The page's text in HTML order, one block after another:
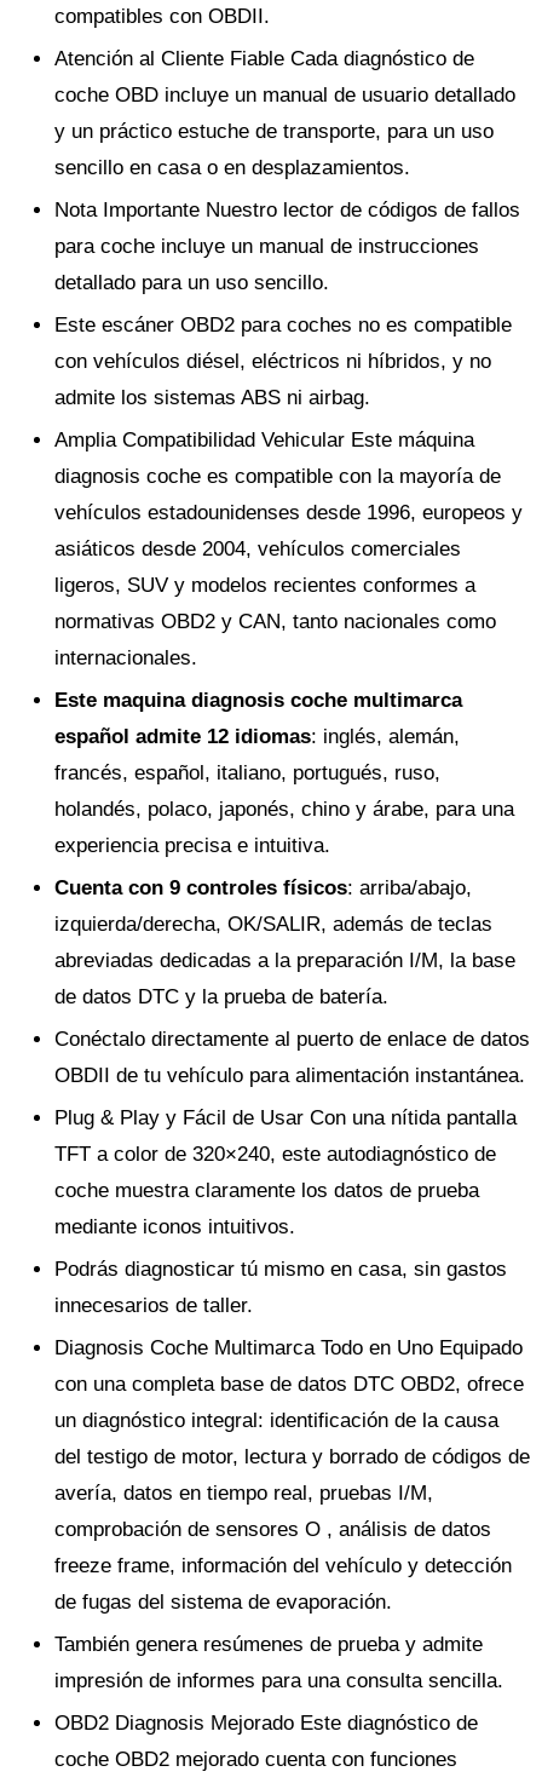
compatibles con OBDII.
Atención al Cliente Fiable Cada diagnóstico de
coche OBD incluye un manual de usuario detallado
y un práctico estuche de transporte, para un uso
sencillo en casa o en desplazamientos.
Nota Importante Nuestro lector de códigos de fallos
para coche incluye un manual de instrucciones
detallado para un uso sencillo.
Este escáner OBD2 para coches no es compatible
con vehículos diésel, eléctricos ni híbridos, y no
admite los sistemas ABS ni airbag.
Amplia Compatibilidad Vehicular Este máquina
diagnosis coche es compatible con la mayoría de
vehículos estadounidenses desde 1996, europeos y
asiáticos desde 2004, vehículos comerciales
ligeros, SUV y modelos recientes conformes a
normativas OBD2 y CAN, tanto nacionales como
internacionales.
Este maquina diagnosis coche multimarca
español admite 12 idiomas: inglés, alemán,
francés, español, italiano, portugués, ruso,
holandés, polaco, japonés, chino y árabe, para una
experiencia precisa e intuitiva.
Cuenta con 9 controles físicos: arriba/abajo,
izquierda/derecha, OK/SALIR, además de teclas
abreviadas dedicadas a la preparación I/M, la base
de datos DTC y la prueba de batería.
Conéctalo directamente al puerto de enlace de datos
OBDII de tu vehículo para alimentación instantánea.
Plug & Play y Fácil de Usar Con una nítida pantalla
TFT a color de 320×240, este autodiagnóstico de
coche muestra claramente los datos de prueba
mediante iconos intuitivos.
Podrás diagnosticar tú mismo en casa, sin gastos
innecesarios de taller.
Diagnosis Coche Multimarca Todo en Uno Equipado
con una completa base de datos DTC OBD2, ofrece
un diagnóstico integral: identificación de la causa
del testigo de motor, lectura y borrado de códigos de
avería, datos en tiempo real, pruebas I/M,
comprobación de sensores O , análisis de datos
freeze frame, información del vehículo y detección
de fugas del sistema de evaporación.
También genera resúmenes de prueba y admite
impresión de informes para una consulta sencilla.
OBD2 Diagnosis Mejorado Este diagnóstico de
coche OBD2 mejorado cuenta con funciones